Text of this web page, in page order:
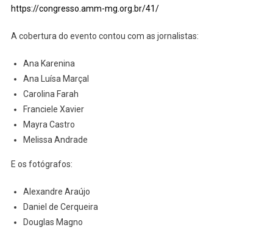
https://congresso.amm-mg.org.br/41/
A cobertura do evento contou com as jornalistas:
Ana Karenina
Ana Luísa Marçal
Carolina Farah
Franciele Xavier
Mayra Castro
Melissa Andrade
E os fotógrafos:
Alexandre Araújo
Daniel de Cerqueira
Douglas Magno